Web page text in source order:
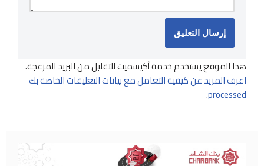
هذا الموقع يستخدم خدمة أكيسميت للتقليل من البريد المزعجة.
اعرف المزيد عن كيفية التعامل مع بيانات التعليقات الخاصة بك
processed
.